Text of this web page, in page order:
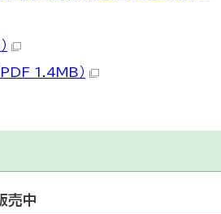
1.4MB）
売中